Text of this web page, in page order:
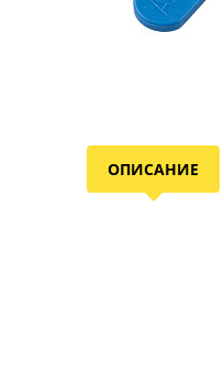
ОПИСАНИЕ